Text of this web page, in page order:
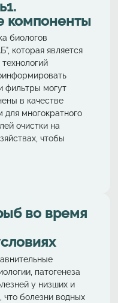
компоненты
биологов
которая является
фильтры могут
в качестве
для многократного
очистки на
чтобы
во время
патогенеза
у низших и
что болезни водных